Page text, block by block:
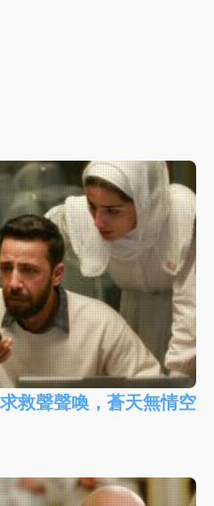
救聲聲喚，蒼天無情空